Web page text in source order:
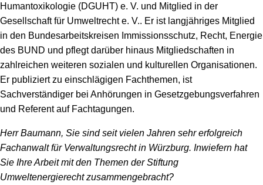
Humantoxikologie (DGUHT) e. V. und Mitglied in der
Gesellschaft für Umweltrecht e. V.. Er ist langjähriges Mitglied
in den Bundesarbeitskreisen Immissionsschutz, Recht, Energie
des BUND und pflegt darüber hinaus Mitgliedschaften in
zahlreichen weiteren sozialen und kulturellen Organisationen.
Er publiziert zu einschlägigen Fachthemen, ist
Sachverständiger bei Anhörungen in Gesetzgebungsverfahren
und Referent auf Fachtagungen.
Herr Baumann, Sie sind seit vielen Jahren sehr erfolgreich
Fachanwalt für Verwaltungsrecht in Würzburg. Inwiefern hat
Sie Ihre Arbeit mit den Themen der Stiftung
Umweltenergierecht zusammengebracht?